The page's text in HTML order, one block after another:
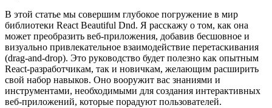
В этой статье мы совершим глубокое погружение в мир
библиотеки React Beautiful Dnd. Я расскажу о том, как она
может преобразить веб-приложения, добавив бесшовное и
визуально привлекательное взаимодействие перетаскивания
(drag-and-drop). Это руководство будет полезно как опытным
React-разработчикам, так и новичкам, желающим расширить
свой набор навыков. Оно вооружит вас знаниями и
инструментами, необходимыми для создания интерактивных
веб-приложений, которые порадуют пользователей.